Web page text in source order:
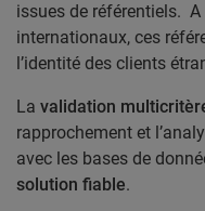
issues de référentiels.
internationaux, ces
l’identité des clients
La validation
rapprochement et
avec les bases de
solution fiable.